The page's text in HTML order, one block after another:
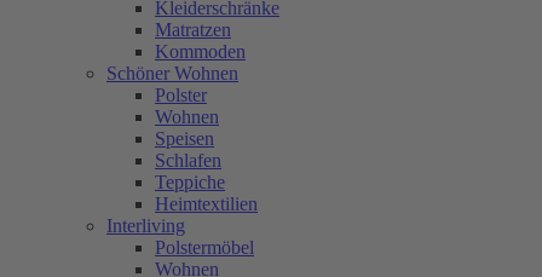
Kleiderschränke
Matratzen
Kommoden
Schöner Wohnen
Polster
Wohnen
Speisen
Schlafen
Teppiche
Heimtextilien
Interliving
Polstermöbel
Wohnen